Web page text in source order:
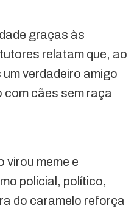
graças às
relatam que, ao
verdadeiro amigo
com cães sem raça
virou meme e
policial, político,
do caramelo reforça